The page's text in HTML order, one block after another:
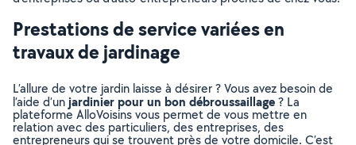
Prestations de service variées en
travaux de jardinage
L’allure de votre jardin laisse à désirer ? Vous avez besoin de
l’aide d’unjardinier pour un bon débroussaillage? La
plateforme AlloVoisins vous permet de vous mettre en
relation avec des particuliers, des entreprises, des
entrepreneurs qui se trouvent près de votre domicile. C’est